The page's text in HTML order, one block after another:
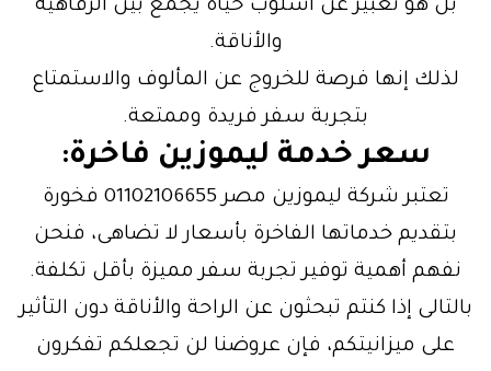
بل هو تعبير عن أسلوب حياة يجمع بين الرفاهية
والأناقة.
لذلك إنها فرصة للخروج عن المألوف والاستمتاع
بتجربة سفر فريدة وممتعة.
سعر خدمة ليموزين فاخرة:
تعتبر شركة ليموزين مصر 01102106655 فخورة
بتقديم خدماتها الفاخرة بأسعار لا تضاهى، فنحن
نفهم أهمية توفير تجربة سفر مميزة بأقل تكلفة.
بالتالى إذا كنتم تبحثون عن الراحة والأناقة دون التأثير
على ميزانيتكم، فإن عروضنا لن تجعلكم تفكرون